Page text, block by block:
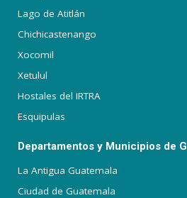
Lago de Atitlán
Chichicastenango
Xocomil
Xetulul
Hostales del IRTRA
Esquipulas
Departamentos y Municipios de
La Antigua Guatemala
Ciudad de Guatemala